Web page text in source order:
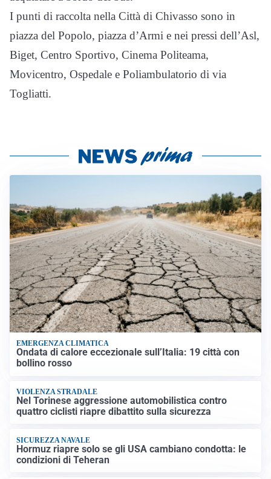
I punti di raccolta nella Città di Chivasso sono in
piazza del Popolo, piazza d’Armi e nei pressi dell’Asl,
Biget, Centro Sportivo, Cinema Politeama,
Movicentro, Ospedale e Poliambulatorio di via
Togliatti.
EMERGENZA CLIMATICA
Ondata di calore eccezionale sull’Italia: 19 città con
bollino rosso
VIOLENZA STRADALE
Nel Torinese aggressione automobilistica contro
quattro ciclisti riapre dibattito sulla sicurezza
SICUREZZA NAVALE
Hormuz riapre solo se gli USA cambiano condotta: le
condizioni di Teheran